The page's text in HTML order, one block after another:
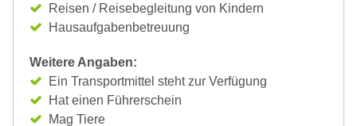
Reisen / Reisebegleitung von Kindern
Hausaufgabenbetreuung
Weitere Angaben:
Ein Transportmittel steht zur Verfügung
Hat einen Führerschein
Mag Tiere